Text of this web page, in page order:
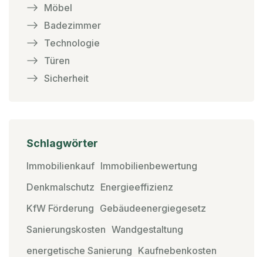
Möbel
Badezimmer
Technologie
Türen
Sicherheit
Schlagwörter
Immobilienkauf Immobilienbewertung
Denkmalschutz Energieeffizienz
KfW Förderung Gebäudeenergiegesetz
Sanierungskosten Wandgestaltung
energetische Sanierung Kaufnebenkosten